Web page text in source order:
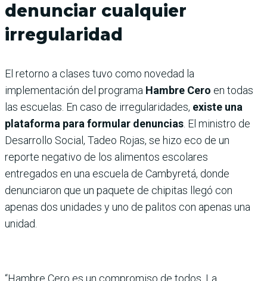
denunciar cualquier
irregularidad
El retorno a clases tuvo como novedad la
implementación del programa Hambre Cero en todas
las escuelas. En caso de irregularidades, existe una
plataforma para formular denuncias . El ministro de
Desarrollo Social, Tadeo Rojas, se hizo eco de un
reporte negativo de los alimentos escolares
entregados en una escuela de Cambyretá, donde
denunciaron que un paquete de chipitas llegó con
apenas dos unidades y uno de palitos con apenas una
unidad.
“Hambre Cero es un compromiso de todos. La